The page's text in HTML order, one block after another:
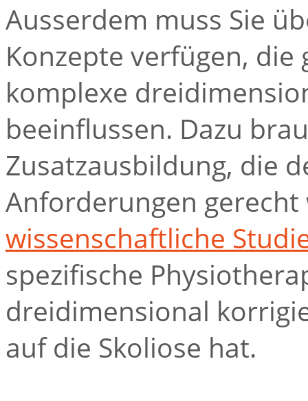
Ausserdem muss Sie
Konzepte verfügen, die
komplexe
beeinflussen. Dazu
Zusatzausbildung, die
Anforderungen
wissenschaftliche
spezifische
dreidimensional
auf die Skoliose hat.